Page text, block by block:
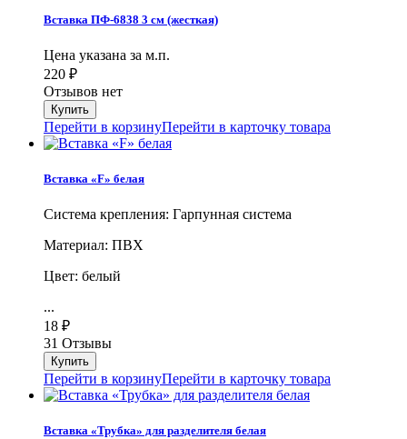
Вставка ПФ-6838 3 см (жесткая)
Цена указана за м.п.
220 ₽
Отзывов нет
Перейти в корзинуПерейти в карточку товара
Вставка «F» белая
Система крепления: Гарпунная система
Материал: ПВХ
Цвет: белый
...
18 ₽
31 Отзывы
Перейти в корзинуПерейти в карточку товара
Вставка «Трубка» для разделителя белая